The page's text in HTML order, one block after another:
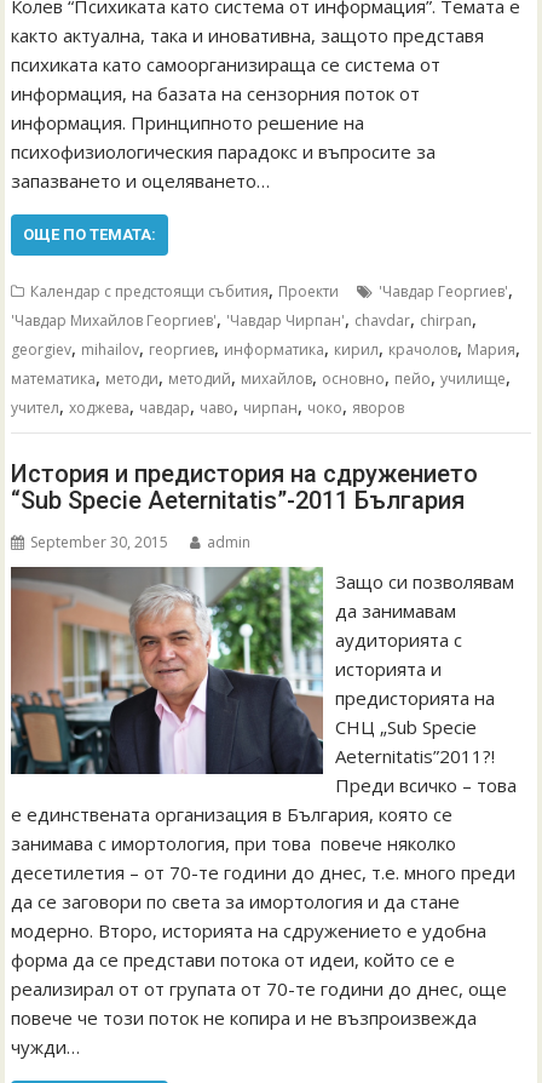
Колев “Психиката като система от информация”. Темата е
както актуална, така и иновативна, защото представя
психиката като самоорганизираща се система от
информация, на базата на сензорния поток от
информация. Принципното решение на
психофизиологическия парадокс и въпросите за
запазването и оцеляването…
ОЩЕ ПО ТЕМАТА:
Календар с предстоящи събития, Проекти 'Чавдар Георгиев',
'Чавдар Михайлов Георгиев', 'Чавдар Чирпан', chavdar, chirpan,
georgiev, mihailov, георгиев, информатика, кирил, крачолов, Мария,
математика, методи, методий, михайлов, основно, пейо,училище,
учител,ходжева, чавдар, чаво, чирпан, чоко, яворов
История и предистория на сдружението
“Sub Specie Aeternitatis”-2011 България
September 30, 2015 admin
Защо си позволявам
да занимавам
аудиторията с
историята и
предисторията на
СНЦ „Sub Specie
Aeternitatis”2011?!
Преди всичко – това
е единствената организация в България, която се
занимава с имортология, при това повече няколко
десетилетия – от 70-те години до днес, т.е. много преди
да се заговори по света за имортология и да стане
модерно. Второ, историята на сдружението е удобна
форма да се представи потока от идеи, който се е
реализирал от от групата от 70-те години до днес, още
повече че този поток не копира и не възпроизвежда
чужди…